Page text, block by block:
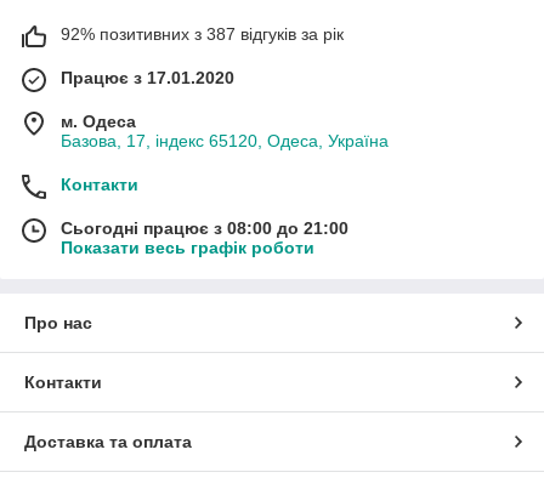
92% позитивних з 387 відгуків за рік
Працює з 17.01.2020
м. Одеса
Базова, 17, індекс 65120, Одеса, Україна
Контакти
Сьогодні працює з 08:00 до 21:00
Показати весь графік роботи
Про нас
Контакти
Доставка та оплата